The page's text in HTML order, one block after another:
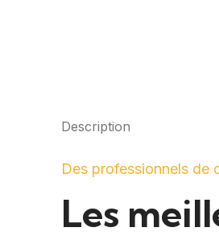
Description
Des professionnels de
Les